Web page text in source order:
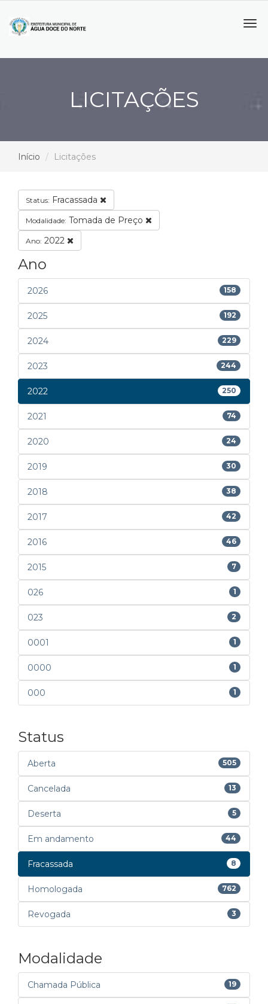
LICITAÇÕES
Início Licitações
Status: Fracassada
Modalidade: Tomada de Preço
Ano: 2022
Ano
2026 158
2025 192
2024 229
2023 244
2022 250
2021 74
2020 24
2019 30
2018 38
2017 42
2016 46
2015 7
026 1
023 2
0001 1
0000 1
000 1
Status
Aberta 505
Cancelada 13
Deserta 5
Em andamento 44
Fracassada 8
Homologada 762
Revogada 3
Modalidade
Chamada Pública 19